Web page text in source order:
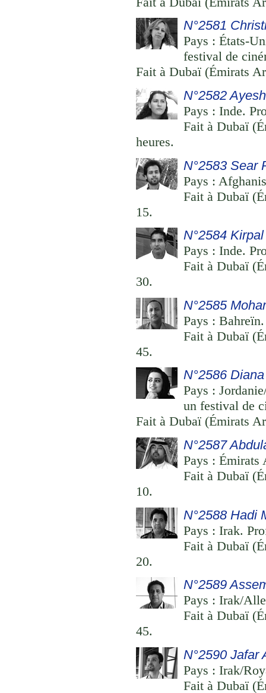
N°2581
Pays : États-
festival de
Fait à Dubaï (Émirats
N°2582
Pays : Inde.
Fait à Dubaï
heures.
N°2583 Sear
Pays :
Fait à Dubaï
15.
N°2584
Pays : Inde.
Fait à Dubaï
30.
N°2585
Pays :
Fait à Dubaï
45.
N°2586
Pays :
un festival de
Fait à Dubaï (Émirats
N°2587
Pays : Émirats
Fait à Dubaï
10.
N°2588 Hadi
Pays : Irak.
Fait à Dubaï
20.
N°2589
Pays : Irak/
Fait à Dubaï
45.
N°2590 Jafar
Pays : Irak/
Fait à Dubaï